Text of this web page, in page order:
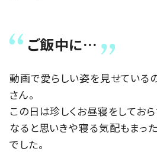
ご飯中に…
動画で愛らしい姿を見せている
さん。
この日は珍しくお昼寝をしてお
なると思いきや寝る気配もまっ
でした。